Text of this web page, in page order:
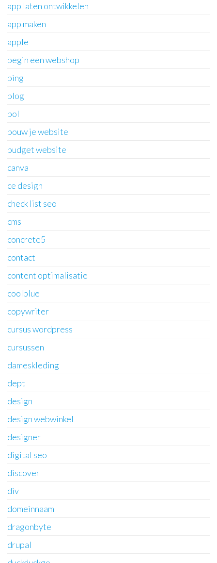
app laten ontwikkelen
app maken
apple
begin een webshop
bing
blog
bol
bouw je website
budget website
canva
ce design
check list seo
cms
concrete5
contact
content optimalisatie
coolblue
copywriter
cursus wordpress
cursussen
dameskleding
dept
design
design webwinkel
designer
digital seo
discover
div
domeinnaam
dragonbyte
drupal